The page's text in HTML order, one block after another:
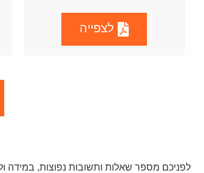
לצפייה
לפניכם מספר שאלות ותשובות נפוצות, במידה